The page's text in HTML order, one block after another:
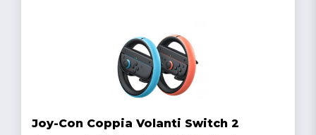
Joy-Con Coppia Volanti Switch 2